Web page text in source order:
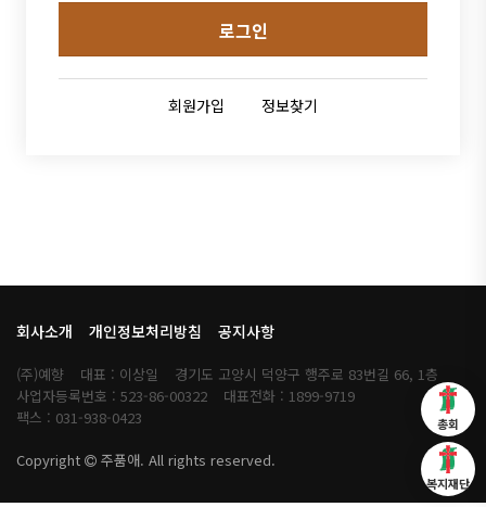
총회
복지재단
로그인
회원가입 정보찾기
회사소개 개인정보처리방침 공지사항
(주)예향 대표 : 이상일
경기도 고양시 덕양구 행주로 83번길 66, 1층
사업자등록번호 : 523-86-00322
대표전화 : 1899-9719
팩스 : 031-938-0423
Copyright 주품애. All rights reserved.